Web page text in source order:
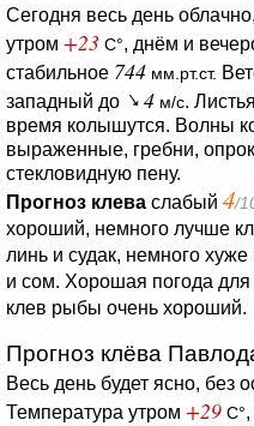
Сегодня весь день
утром +23 C°, днём и
стабильное 744 мм.рт.ст.
западный до
4 м/с.
время колышутся. Волны
выраженные, гребни,
стекловидную пену.
Прогноз клева слабый 4/
хороший, немного лучше
линь и судак, немного
и сом. Хорошая погода
клев рыбы очень хороший.
Прогноз клёва
Весь день будет ясно, без
Температура утром +29 C°